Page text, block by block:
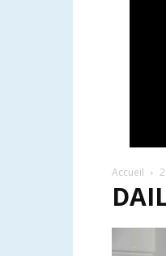
Accueil